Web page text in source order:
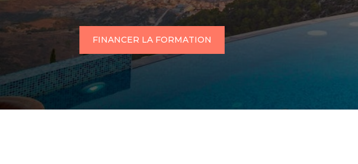
FINANCER LA FORMATION